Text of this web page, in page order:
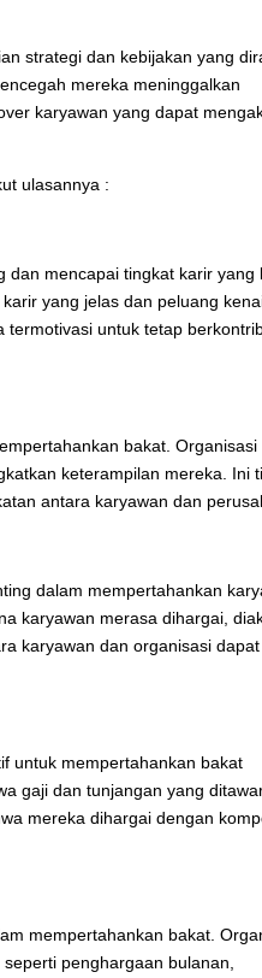
strategi dan kebijakan yang
mereka meninggalkan
karyawan yang dapat
ulasannya :
dan mencapai tingkat karir yang
yang jelas dan peluang
untuk tetap
bakat. Organisasi
keterampilan mereka. Ini
antara karyawan dan
dalam mempertahankan
karyawan merasa dihargai,
karyawan dan organisasi dapat
untuk mempertahankan bakat
gaji dan tunjangan yang
mereka dihargai dengan
mempertahankan bakat.
penghargaan bulanan,